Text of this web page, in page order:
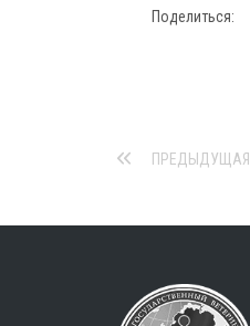
Поделиться:
ПРЕДЫДУЩАЯ